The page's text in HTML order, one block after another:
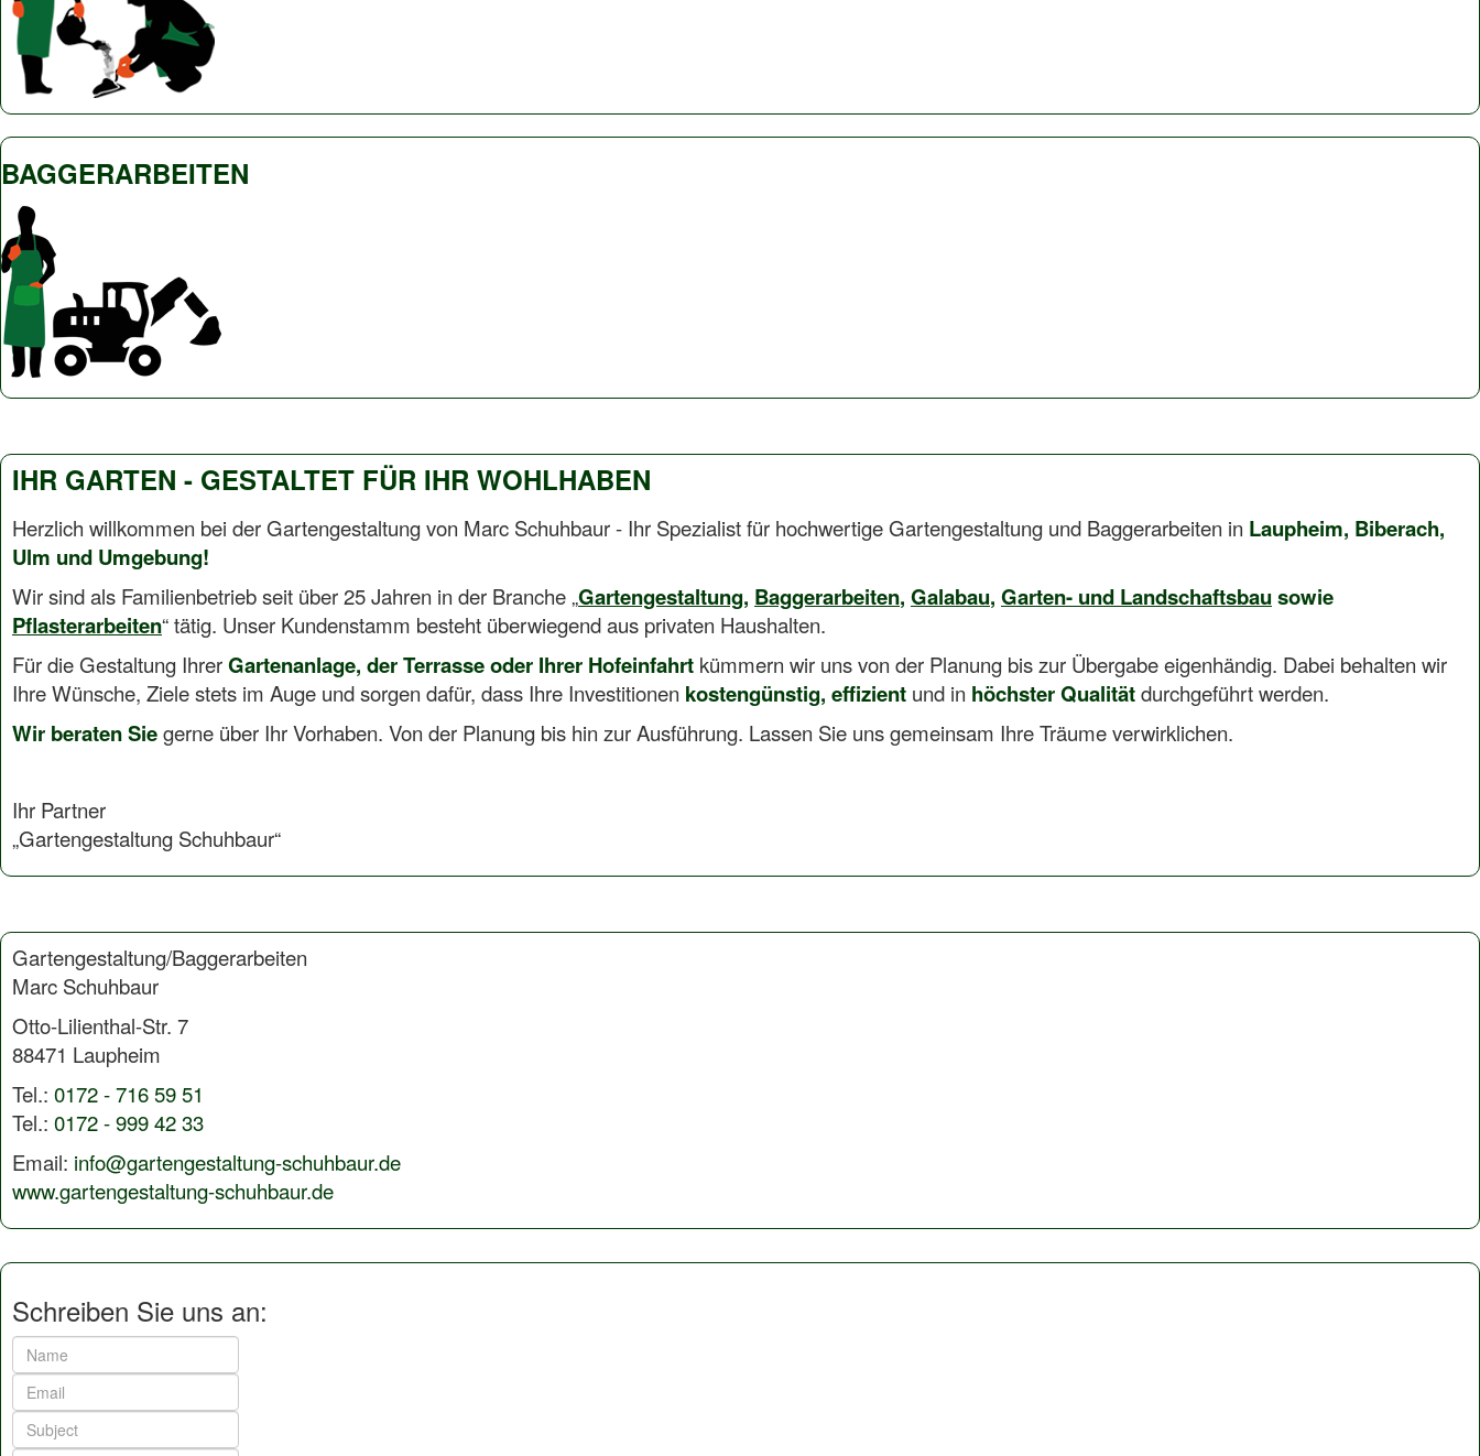
BAGGERARBEITEN
IHR GARTEN - GESTALTET FÜR IHR WOHLHABEN
Herzlich willkommen bei der Gartengestaltung von Marc Schuhbaur - Ihr Spezialist für hochwertige Gartengestaltung und Baggerarbeiten in Laupheim, Biberach,
Ulm und Umgebung!
Wir sind als Familienbetrieb seit über 25 Jahren in der Branche „Gartengestaltung, Baggerarbeiten, Galabau, Garten- und Landschaftsbau sowie
Pflasterarbeiten“ tätig. Unser Kundenstamm besteht überwiegend aus privaten Haushalten.
Für die Gestaltung IhrerGartenanlage, der Terrasse oder Ihrer Hofeinfahrt kümmern wir uns von der Planung bis zur Übergabe eigenhändig. Dabei behalten wir
Ihre Wünsche, Ziele stets im Auge und sorgen dafür, dass Ihre Investitionen kostengünstig, effizient und in höchster Qualitätdurchgeführt werden.
Wir beraten Siegerne über Ihr Vorhaben. Von der Planung bis hin zur Ausführung. Lassen Sie uns gemeinsam Ihre Träume verwirklichen.
Ihr Partner
„Gartengestaltung Schuhbaur“
Gartengestaltung/Baggerarbeiten
Marc Schuhbaur
Otto-Lilienthal-Str. 7
88471 Laupheim
Tel.: 0172 - 716 59 51
Tel.: 0172 - 999 42 33
Email: info@gartengestaltung-schuhbaur.de
www.gartengestaltung-schuhbaur.de
Schreiben Sie uns an: